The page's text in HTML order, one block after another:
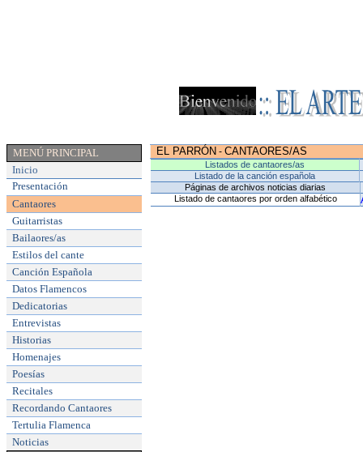
MENÚ PRINCIPAL
Inicio
Presentación
Cantaores
Guitarristas
Bailaores/as
Estilos del cante
Canción Española
Datos Flamencos
Dedicatorias
Entrevistas
Historias
Homenajes
Poesías
Recitales
Recordando Cantaores
Tertulia Flamenca
Noticias
EL PARRÓN -CANTAORES/AS
Listados de cantaores/as
Listado de la canción española
Páginas de archivos noticias diarias
Listado de cantaores por orden alfabético